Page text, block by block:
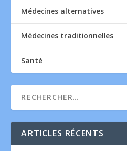
Médecines alternatives
Médecines traditionnelles
Santé
ARTICLES RÉCENTS